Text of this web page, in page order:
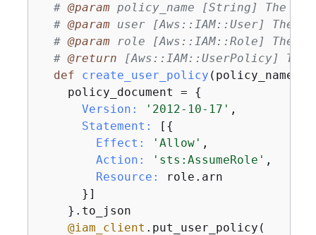
# @param policy_name [String] The
# @param user [Aws::IAM::User] The
# @param role [Aws::IAM::Role] The
# @return [Aws::IAM::UserPolicy]
def
create_user_policy (policy_name,
    policy_document =
{
Version:
'2012-10-17' ,
Statement:
[ {
Effect:
'Allow' ,
Action:
'sts:AssumeRole' ,
Resource:
role.arn
      }]
    }.to_json
@iam_client .put_user_policy(